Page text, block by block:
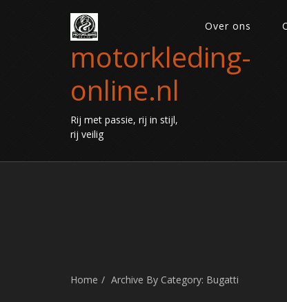
motorkleding-
online.nl
Rij met passie, rij in stijl,
rij veilig
Over ons
Home Archive By Category: Bugatti